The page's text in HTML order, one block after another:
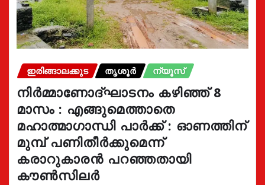
ഇരിങ്ങാലക്കുട തൃശൂർ ന്യൂസ്
നിർമ്മാണോദ്ഘാടനം കഴിഞ്ഞ് 8
മാസം : എങ്ങുമെത്താതെ
മഹാത്മാഗാന്ധി പാർക്ക് : ഓണത്തിന്
മുമ്പ് പണിതീർക്കുമെന്ന്
കരാറുകാരൻ പറഞ്ഞതായി
കൗൺസിലർ